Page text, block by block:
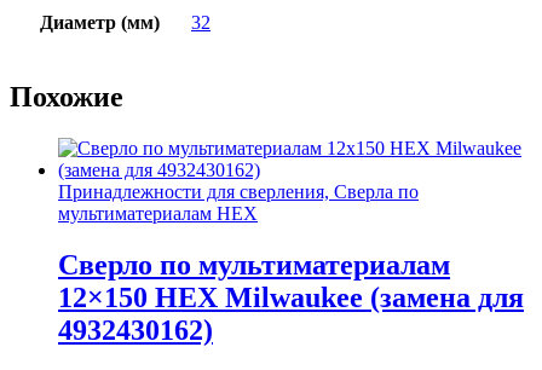
Диаметр (мм) 32
Похожие
Принадлежности для сверления, Сверла по
мультиматериалам HEX
Сверло по мультиматериалам
12×150 HEX Milwaukee (замена для
4932430162)